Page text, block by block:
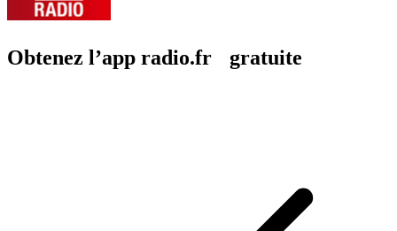
Obtenez l’app radio.fr gratuite